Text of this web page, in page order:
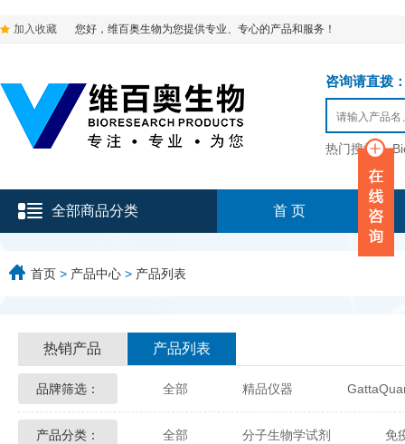
加入收藏 您好，维百奥生物为您提供专业、专心的产品和服务！
咨询请直拨
热门搜索：
全部商品分类 首 页
首页 > 产品中心 > 产品列表
热销产品 产品列表
品牌筛选： 全部 精品仪器
Glycon Biochem Sterlitech
产品分类： 全部 分子生物学试剂 免